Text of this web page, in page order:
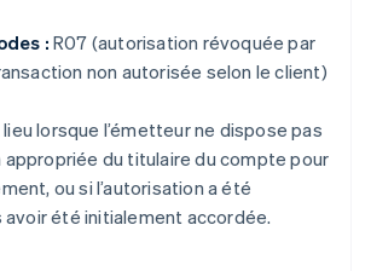
: R07 (autorisation révoquée par
non autorisée selon le client)
lorsque l’émetteur ne dispose pas
appropriée du titulaire du compte pour
ou si l’autorisation a été
été initialement accordée.